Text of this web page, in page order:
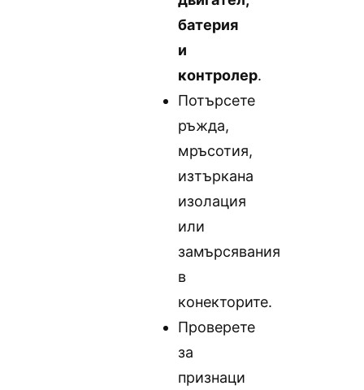
батерия
и
контролер.
Потърсете
ръжда,
мръсотия,
изтъркана
изолация
или
замърсявания
в
конекторите.
Проверете
за
признаци